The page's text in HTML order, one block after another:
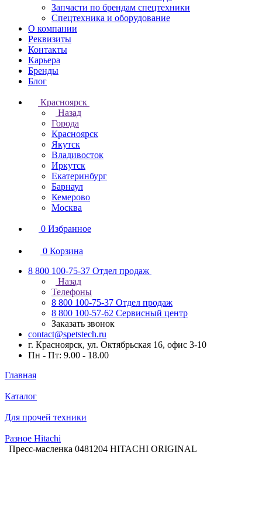
Запчасти по брендам спецтехники
Спецтехника и оборудование
О компании
Реквизиты
Контакты
Карьера
Бренды
Блог
Красноярск
Назад
Города
Красноярск
Якутск
Владивосток
Иркутск
Екатеринбург
Барнаул
Кемерово
Москва
0 Избранное
0 Корзина
8 800 100-75-37 Отдел продаж
Назад
Телефоны
8 800 100-75-37 Отдел продаж
8 800 100-57-62 Сервисный центр
Заказать звонок
contact@spetstech.ru
г. Красноярск, ул. Октябрьская 16, офис 3-10
Пн - Пт: 9.00 - 18.00
Главная
Каталог
Для прочей техники
Разное Hitachi
Пресс-масленка 0481204 HITACHI ORIGINAL